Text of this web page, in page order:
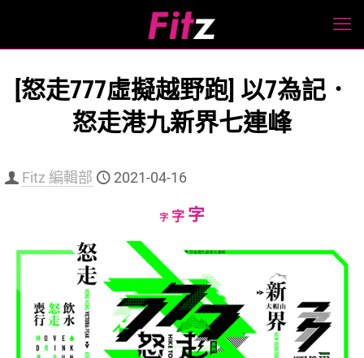
[怒走777虛擬越野跑] 以7為記．
怒走港九新界七連峰
Fitz 編輯部 2021-04-16
字Decrease
size.
字Reset
size.
字Increase
size.